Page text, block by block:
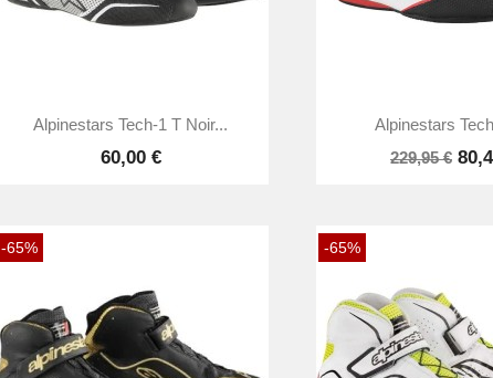
Aperçu rapide
Alpinestars Tech-1 T Noir...
60,00 €
Aperçu
Alpinestars
229,95 €
-65% -65%